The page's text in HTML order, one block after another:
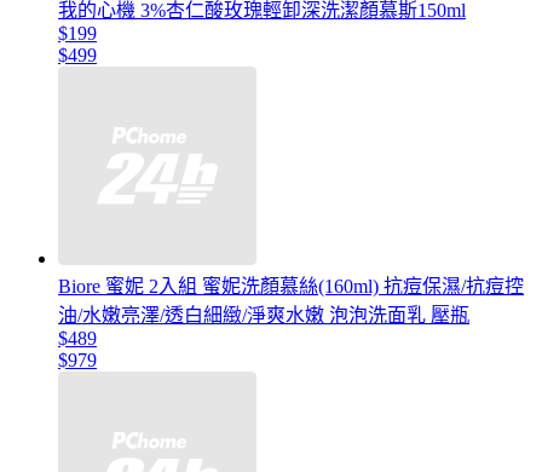
我的心機 3%杏仁酸玫瑰輕卸深洗潔顏慕斯150ml
$199
$499
Biore 蜜妮 2入組 蜜妮洗顏慕絲(160ml) 抗痘保濕/抗痘控
油/水嫩亮澤/透白細緻/淨爽水嫩 泡泡洗面乳 壓瓶
$489
$979